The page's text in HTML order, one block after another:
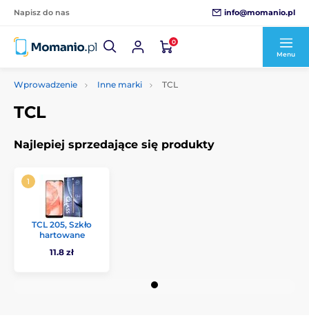
Napisz do nas info@momanio.pl
0
Menu
Wprowadzenie Inne marki TCL
TCL
Najlepiej sprzedające się produkty
TCL 205, Szkło
hartowane
11.8 zł